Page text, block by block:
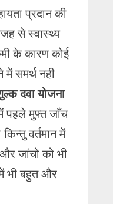
प्रदान की
से स्वास्थ्य
के कारण कोई
में समर्थ नही
दवा योजना
पहले मुफ्त जाँच
वर्तमान में
जांचो को भी
भी बहुत और